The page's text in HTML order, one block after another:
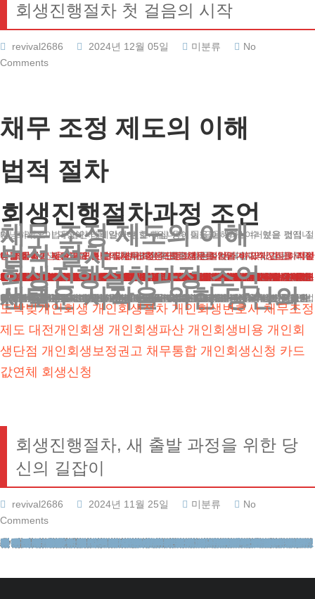
회생진행절차 첫 걸음의 시작
revival2686 2024년 12월 05일 미분류
No
Comments
채무 조정 제도의 이해
법적 절차
회생진행절차과정 조언
안녕하세요. 법무법인 테헤란의 변호사입니다. 이 글을 통해 여러분은 법적 절차, 그리고 이 과정에서 꼭 알아야 할 핵심 용어들을 이해하실 수 있을 것입니다.
채무 조정 제도의 이해
과도한 빚에 시달리는 분들에게 새로운 기회를 제공하는 제도가 있습니다. 이는 채무자가 법원에 도움을 요청하여 부채를 조정받는 방식입니다. 다른 채무 해결 방안들과 비교해 보면, 이 제도는 중간적 성격을 지닙니다.
예를 들어, 신용회복위원회의 채무조정 프로그램은 절차가 비교적 간단하지만 탕감 비율이 낮습니다. 반면 파산 신청은 모든 채무를 없앨 수 있지만, 그 과정이 복잡하고 시간도 오래 걸립니다. 회생진행절차는 이 두 가지의 장점을 적절히 조화시킨 제도라고 볼 수 있습니다.
법적 절차
서류 준비와 접수
먼저 회생진행절차에 필요한 서류를 준비해야 합니다. 여기에는 채무 내역서, 재산 관련 문서, 소득 증빙 자료 등이 포함됩니다. 채무 내역서에는 각 채권자에 대한 부채 금액과 연체 여부를 상세히 기재해야 합니다. 재산 관련 문서로는 부동산 등기부등본, 자동차 등록증, 예금 잔고 증명서 등이 필요합니다. 소득 증빙 자료로는 근로소득원천징수영수증이나 사업자의 경우 종합소득세 신고서 등을 준비해야 합니다. 이러한 서류들을 바탕으로 법원에 신청서를 제출합니다.
채권추심 중지 명령
접수가 완료되면 법원은 채권자들의 추심 행위를 금지하는 명령을 내립니다. 이는 매우 중요한 단계로, 여러분은 잠시 숨을 돌릴 수 있게 됩니다. 이 명령이 발효되면 채권자들은 더 이상 전화나 방문을 통해 채무 변제를 요구할 수 없으며, 가압류나 강제집행 등의 법적 조치도 취할 수 없습니다. 이로 인해 채무자는 심리적 압박에서 벗어나 차분히 다음 단계를 준비할 수 있게 됩니다.
보완 요구와 심사
법원은 제출된 서류를 면밀히 검토한 후, 필요시 추가 자료를 요청합니다. 이 단계에서 여러분의 자격이 심사됩니다. 보완 요구는 매우 세부적일 수 있습니다. 예를 들어, 특정 기간의 통장 거래내역이나 특정 채무에 대한 상세 설명을 요구할 수 있습니다. 이 단계에서 정확하고 신속한 대응이 중요합니다. 법원이 요구하는 자료를 제때 제출하지 못하면 신청이 기각될 수 있기 때문입니다.
개시 결정과 변제 계획
심사를 통과하면 법원은 절차 개시를 결정합니다. 이때부터 여러분은 정해진 금액을 매월 납부하기 시작합니다. 변제 계획은 매우 중요합니다. 이는 여러분의 소득, 생활비, 채무 금액 등을 종합적으로 고려하여 수립됩니다. 변제 기간은 일반적으로 5년이며, 이 기간 동안 매월 일정액을 납부해야 합니다. 변제 계획이 비현실적이거나 채권자들의 이익을 충분히 고려하지 않았다고 판단되면 법원은 이를 수정하도록 요구할 수 있습니다.
채권자 모임과 최종 승인
채권자들이 모이는 자리가 마련됩니다. 여러분은 이 자리에 반드시 참석해야 합니다. 이 모임에서는 변제 계획에 대한 채권자들의 의견을 청취합니다. 채권자들이 변제 계획에 이의를 제기할 수 있으며, 이 경우 법원은 중재에 나서게 됩니다. 모든 절차가 순조롭게 진행되면 법원은 최종 승인을 내립니다. 이후 여러분은 정해진 계획에 따라 채무를 갚아나가게 됩니다. 변제 계획을 성실히 이행하면, 나머지 채무는 면제받을 수 있습니다.
회생진행절차과정 조언
회생진행절차는 겉보기엔 단순해 보일 수 있습니다. 하지만 실제로는 복잡한 법적 지식과 경험이 요구됩니다. 예를 들어, 보완 요구 단계에서 어떤 추가 서류를 어떻게 준비해야 할지, 채권자 모임에서 어떤 태도를 취해야 할지 등은 전문가의 조언 없이는 판단하기 어렵습니다.
또한, 변제 계획을 수립할 때도 전문가의 도움이 중요합니다. 너무 높은 금액을 제시하면 이행이 어려울 수 있고, 너무 낮으면 법원의 승인을 받지 못할 수 있기 때문입니다.
새로운 시작을 위한 당신의 선택
이 법적 절차는 결코 쉬운 과정이 아닙니다. 하지만 이를 통해 여러분은 과도한 채무의 굴레에서 벗어나 새로운 삶을 시작할 수 있습니다. 우리 법무법인 테헤란은 수많은 사례를 성공적으로 해결해 왔습니다.
여러분의 상황이 얼마나 어렵든, 우리는 최선의 해결책을 찾아낼 것입니다. 법적 지식과 풍부한 경험을 바탕으로, 여러분의 권리를 끝까지 지켜내겠습니다. 회생진행절차과정 망설이지 마세요. 지금 바로 전문가의 도움을 받아 새로운 미래를 향해 나아가십시오. 우리가 여러분과 함께 하겠습니다. 회생진행절차를 통해 여러분의 삶에 새로운 희망이 찾아올 것입니다.
도박빚개인회생 개인회생절차 개인회생변호사 채무조정
제도 대전개인회생 개인회생파산 개인회생비용 개인회
생단점 개인회생보정권고 채무통합 개인회생신청 카드
값연체
회생신청
회생진행절차, 새 출발 과정을 위한 당
신의 길잡이
revival2686 2024년 11월 25일 미분류
No
Comments
안녕하세요. 법무법인 테헤란의 변호사입니다. 오늘은 채무 문제로 고민하시는 분들을 위해 채무 조정 방안에 대해 상세히 설명해드리겠습니다. 이 글을 통해 여러분은 법적 절차, 그리고 이 과정에서 꼭 알아야 할 핵심 용어들을 이해하실 수 있을 것입니다.
채무 조정 제도의 이해, 당신의 재기를 위한 첫걸음
과도한 빚에 시달리는 분들에게 새로운 기회를 제공하는 제도가 있습니다. 이는 채무자가 법원에 도움을 요청하여 부채를 조정받는 방식입니다. 다른 채무 해결 방안들과 비교해 보면, 이 제도는 중간적 성격을 지닙니다.
예를 들어, 신용회복위원회의 채무조정 프로그램은 절차가 비교적 간단하지만 탕감 비율이 낮습니다. 반면 파산 신청은 모든 채무를 없앨 수 있지만, 그 과정이 복잡하고 시간도 오래 걸립니다. 회생진행절차는 이 두 가지의 장점을 적절히 조화시킨 제도라고 볼 수 있습니다.
법적 절차, 단계별 상세 안내
1. 서류 준비와 접수
먼저 회생진행절차에 필요한 서류를 준비해야 합니다. 여기에는 채무 내역서, 재산 관련 문서, 소득 증빙 자료 등이 포함됩니다. 채무 내역서에는 각 채권자에 대한 부채 금액과 연체 여부를 상세히 기재해야 합니다. 재산 관련 문서로는 부동산 등기부등본, 자동차 등록증, 예금 잔고 증명서 등이 필요합니다. 소득 증빙 자료로는 근로소득원천징수영수증이나 사업자의 경우 종합소득세 신고서 등을 준비해야 합니다. 이러한 서류들을 바탕으로 법원에 신청서를 제출합니다.
2. 채권추심 중지 명령
접수가 완료되면 법원은 채권자들의 추심 행위를 금지하는 명령을 내립니다. 이는 매우 중요한 단계로, 여러분은 잠시 숨을 돌릴 수 있게 됩니다. 이 명령이 발효되면 채권자들은 더 이상 전화나 방문을 통해 채무 변제를 요구할 수 없으며, 가압류나 강제집행 등의 법적 조치도 취할 수 없습니다. 이로 인해 채무자는 심리적 압박에서 벗어나 차분히 다음 단계를 준비할 수 있게 됩니다.
3. 보완 요구와 심사
법원은 제출된 서류를 면밀히 검토한 후, 필요시 추가 자료를 요청합니다. 이 단계에서 여러분의 자격이 심사됩니다. 보완 요구는 매우 세부적일 수 있습니다. 예를 들어, 특정 기간의 통장 거래내역이나 특정 채무에 대한 상세 설명을 요구할 수 있습니다. 이 단계에서 정확하고 신속한 대응이 중요합니다. 법원이 요구하는 자료를 제때 제출하지 못하면 신청이 기각될 수 있기 때문입니다.
4. 개시 결정과 변제 계획
심사를 통과하면 법원은 절차 개시를 결정합니다. 이때부터 여러분은 정해진 금액을 매월 납부하기 시작합니다. 변제 계획은 매우 중요합니다. 이는 여러분의 소득, 생활비, 채무 금액 등을 종합적으로 고려하여 수립됩니다. 변제 기간은 일반적으로 5년이며, 이 기간 동안 매월 일정액을 납부해야 합니다. 변제 계획이 비현실적이거나 채권자들의 이익을 충분히 고려하지 않았다고 판단되면 법원은 이를 수정하도록 요구할 수 있습니다.
5. 채권자 모임과 최종 승인
채권자들이 모이는 자리가 마련됩니다. 여러분은 이 자리에 반드시 참석해야 합니다. 이 모임에서는 변제 계획에 대한 채권자들의 의견을 청취합니다. 채권자들이 변제 계획에 이의를 제기할 수 있으며, 이 경우 법원은 중재에 나서게 됩니다. 모든 절차가 순조롭게 진행되면 법원은 최종 승인을 내립니다. 이후 여러분은 정해진 계획에 따라 채무를 갚아나가게 됩니다. 변제 계획을 성실히 이행하면, 나머지 채무는 면제받을 수 있습니다.
회생진행절차과정 조언이 왜 필수적인가?
회생진행절차는 겉보기엔 단순해 보일 수 있습니다. 하지만 실제로는 복잡한 법적 지식과 경험이 요구됩니다. 예를 들어, 보완 요구 단계에서 어떤 추가 서류를 어떻게 준비해야 할지, 채권자 모임에서 어떤 태도를 취해야 할지 등은 전문가의 조언 없이는 판단하기 어렵습니다.
또한, 변제 계획을 수립할 때도 전문가의 도움이 중요합니다. 너무 높은 금액을 제시하면 이행이 어려울 수 있고, 너무 낮으면 법원의 승인을 받지 못할 수 있기 때문입니다. 따라서 여러분의 상황을 정확히 파악하고, 최적의 방안을 제시할 수 있는 전문가의 조력이 반드시 필요합니다.
법률 전문가는 또한 여러분의 권리를 보호하는 역할을 합니다. 때로는 채권자들이 부당한 요구를 할 수 있습니다. 이런 경우 법률 전문가는 여러분을 대신해 적절히 대응하여 여러분의 이익을 지킬 수 있습니다.
새로운 시작을 위한 당신의 선택
이 법적 절차는 결코 쉬운 과정이 아닙니다. 하지만 이를 통해 여러분은 과도한 채무의 굴레에서 벗어나 새로운 삶을 시작할 수 있습니다. 우리 법무법인 테헤란은 수많은 사례를 성공적으로 해결해 왔습니다.
여러분의 상황이 얼마나 어렵든, 우리는 최선의 해결책을 찾아낼 것입니다. 법적 지식과 풍부한 경험을 바탕으로, 여러분의 권리를 끝까지 지켜내겠습니다. 회생진행절차과정 망설이지 마세요. 지금 바로 전문가의 도움을 받아 새로운 미래를 향해 나아가십시오. 우리가 여러분과 함께 하겠습니다. 회생진행절차를 통해 여러분의 삶에 새로운 희망이 찾아올 것입니다.
법무법인테헤란 형사전문변호사 성범죄변호사 마약변호사
이혼전문변호사 상속변호사 개인회생신용회복 전세사기변호사
부동산변호사 간편소송 법인등기 지식재산권 기업법무 음주운전변호사
교통사건 개명호적 피해자상담 학교폭력변호사 외국인출입국
재산범죄변호사 법률칼럼 법률사례 로펌후기 법무법인후기 성범죄변호사
성범죄전문변호사 성범죄변호사선임비용 성범죄변호사상담
강제추행변호사 강제추행전문변호사 성추행변호사 성추행전문변호사
성폭행전문변호사 성범죄전문법무법인 지하철성추행
카메라등이용촬영죄 카촬죄 이혼상담 무료이혼상담 재산분할소송 이혼전문변호사
이혼변호사 이혼시재산분할 이혼절차서류 협의이혼재산분할
사실혼재산분할 혼인빙자간음죄 대구이혼전문변호사 이혼변호사비용
유책배우자이혼소송 상간녀소송비용 이혼후재산분할 이혼소송위자료
이혼재산분할 황혼이혼 상간녀위자료소송 성년후견
도박빚개인회생 개인회생절차 개인회생변호사 채무조정제도 대전개인회생
개인회생파산 개인회생비용 개인회생단점 개인회생보정권고 채무통합
개인회생신청 카드값연체 회생신청